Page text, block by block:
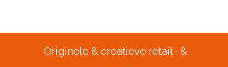
Originele & creatieve retail- &